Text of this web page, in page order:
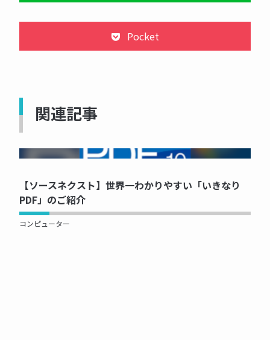
Pocket
関連記事
NOW PRINTING...
【ソースネクスト】世界一わかりやすい「いきなり
PDF」のご紹介
コンピューター